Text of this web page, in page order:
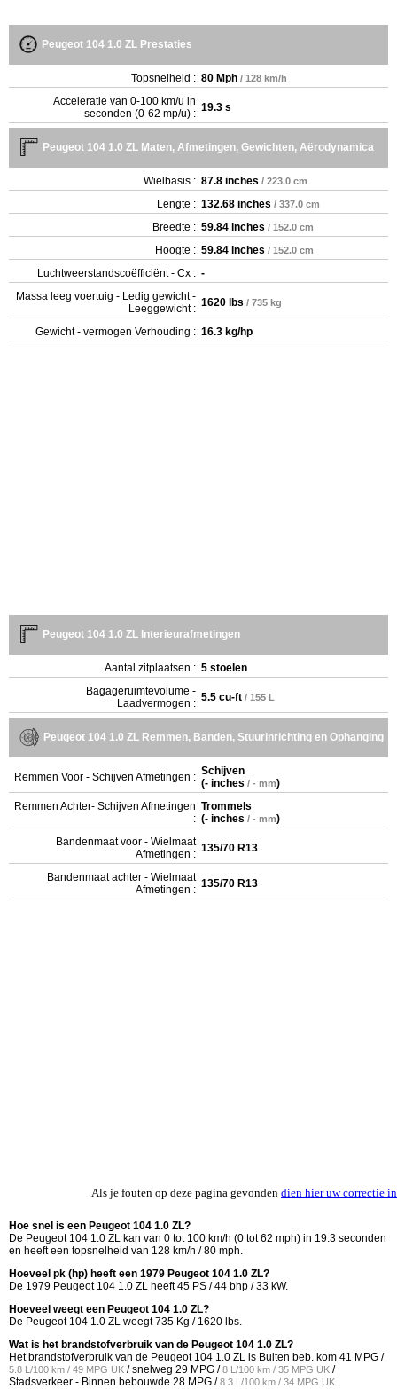
Peugeot 104 1.0 ZL Prestaties
Topsnelheid : 80 Mph / 128 km/h
Acceleratie van 0-100 km/u in
seconden (0-62 mp/u) : 19.3 s
Peugeot 104 1.0 ZL Maten, Afmetingen, Gewichten, Aërodynamica
Wielbasis : 87.8 inches / 223.0 cm
Lengte : 132.68 inches / 337.0 cm
Breedte : 59.84 inches / 152.0 cm
Hoogte : 59.84 inches / 152.0 cm
Luchtweerstandscoëfficiënt - Cx : -
Massa leeg voertuig - Ledig gewicht -
Leeggewicht : 1620 lbs / 735 kg
Gewicht - vermogen Verhouding : 16.3 kg/hp
Peugeot 104 1.0 ZL Interieurafmetingen
Aantal zitplaatsen : 5 stoelen
Bagageruimtevolume -
Laadvermogen : 5.5 cu-ft / 155 L
Peugeot 104 1.0 ZL Remmen, Banden, Stuurinrichting en Ophanging
Remmen Voor - Schijven Afmetingen : Schijven
(- inches / - mm)
Remmen Achter- Schijven Afmetingen
:
Trommels
(- inches / - mm)
Bandenmaat voor - Wielmaat
Afmetingen : 135/70 R13
Bandenmaat achter - Wielmaat
Afmetingen : 135/70 R13
Als je fouten op deze pagina gevonden dien hier uw correctie in
Hoe snel is een Peugeot 104 1.0 ZL?
De Peugeot 104 1.0 ZL kan van 0 tot 100 km/h (0 tot 62 mph) in 19.3 seconden
en heeft een topsnelheid van 128 km/h / 80 mph.
Hoeveel pk (hp) heeft een 1979 Peugeot 104 1.0 ZL?
De 1979 Peugeot 104 1.0 ZL heeft 45 PS / 44 bhp / 33 kW.
Hoeveel weegt een Peugeot 104 1.0 ZL?
De Peugeot 104 1.0 ZL weegt 735 Kg / 1620 lbs.
Wat is het brandstofverbruik van de Peugeot 104 1.0 ZL?
Het brandstofverbruik van de Peugeot 104 1.0 ZL is Buiten beb. kom 41 MPG /
5.8 L/100 km / 49 MPG UK / snelweg 29 MPG /8 L/100 km / 35 MPG UK /
Stadsverkeer - Binnen bebouwde 28 MPG /8.3 L/100 km / 34 MPG UK